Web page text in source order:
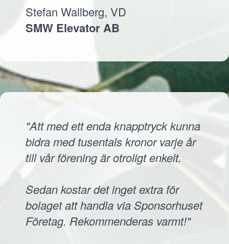
Stefan Wallberg, VD
SMW Elevator AB
"Att med ett enda knapptryck kunna
bidra med tusentals kronor varje år
till vår förening är otroligt enkelt.
Sedan kostar det inget extra för
bolaget att handla via Sponsorhuset
Företag. Rekommenderas varmt!"